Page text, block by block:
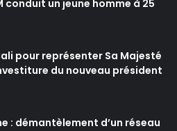
conduit un jeune homme à 25
pour représenter Sa Majesté
du nouveau président
: démantèlement d’un réseau